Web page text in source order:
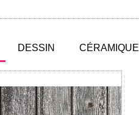
DESSIN CÉRAMIQUE